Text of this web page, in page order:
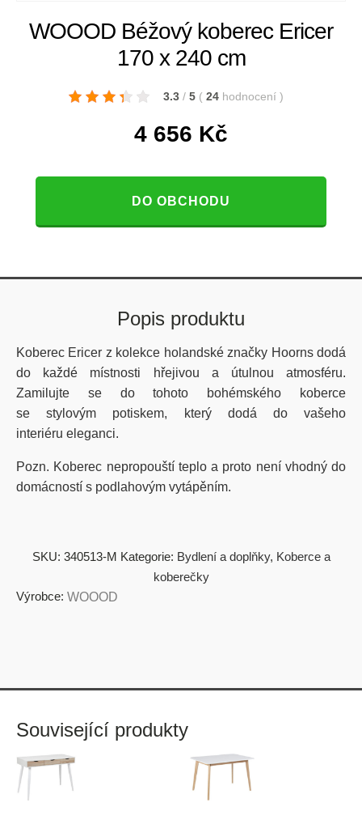
WOOOD Béžový koberec Ericer
170 x 240 cm
3.3 / 5 ( 24 hodnocení )
4 656 Kč
DO OBCHODU
Popis produktu
Koberec Ericer z kolekce holandské značky Hoorns dodá
do každé místnosti hřejivou a útulnou atmosféru.
Zamilujte se do tohoto
bohémského
koberce
se
stylovým
potiskem, který dodá do vašeho
interiéru eleganci.
Pozn. Koberec nepropouští teplo a proto není vhodný do
domácností s podlahovým vytápěním.
SKU: 340513-M Kategorie: Bydlení a doplňky, Koberce a
koberečky
Výrobce: WOOOD
Související produkty